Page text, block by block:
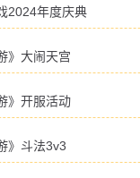
2024年度庆典
》大闹天宫
》开服活动
》斗法3v3